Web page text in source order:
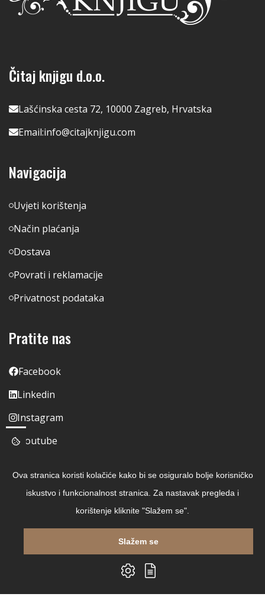
Čitaj knjigu d.o.o.
Lašćinska cesta 72, 10000 Zagreb, Hrvatska
Email:info@citajknjigu.com
Navigacija
Uvjeti korištenja
Način plaćanja
Dostava
Povrati i reklamacije
Privatnost podataka
Pratite nas
Facebook
Linkedin
Instagram
Youtube
Copyright © 2026 Čitaj Knjigu
Ova stranica koristi kolačiće kako bi se osiguralo bolje korisničko
iskustvo i funkcionalnost stranica. Za nastavak pregleda i
korištenje kliknite "Slažem se".
Slažem se